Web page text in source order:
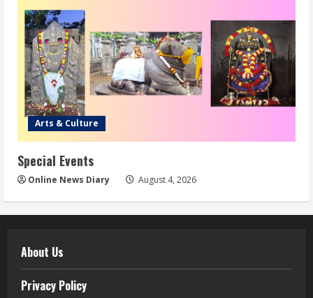
Arts & Culture
Special Events
Online News Diary August 4, 2026
About Us
Privacy Policy